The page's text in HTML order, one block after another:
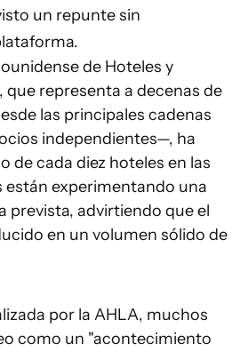
un repunte sin
de Hoteles y
representa a decenas de
las principales cadenas
independientes—, ha
de cada diez hoteles en las
experimentando una
prevista, advirtiendo que el
en un volumen sólido de
por la AHLA, muchos
como un "acontecimiento